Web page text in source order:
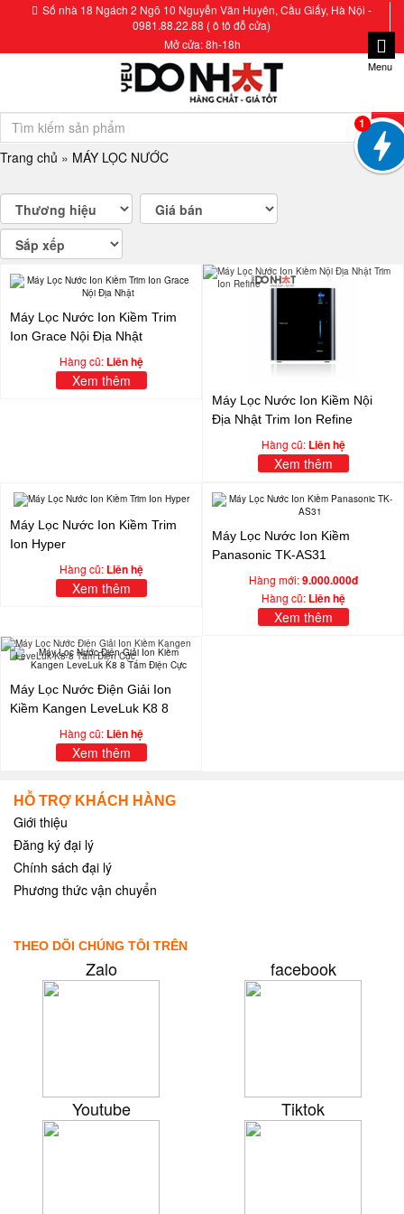
Số nhà 18 Ngách 2 Ngõ 10 Nguyễn Văn Huyên, Cầu Giấy, Hà Nội -
0981.88.22.88 ( ô tô đỗ cửa)
Mở cửa: 8h-18h
Menu
Trang chủ » MÁY LỌC NƯỚC
Máy Lọc Nước Ion Kiềm Trim
Ion Grace Nội Địa Nhật
Hàng cũ: Liên hệ
Xem thêm
Máy Lọc Nước Ion Kiềm Nội
Địa Nhật Trim Ion Refine
Hàng cũ: Liên hệ
Xem thêm
Máy Lọc Nước Ion Kiềm Trim
Ion Hyper
Hàng cũ: Liên hệ
Xem thêm
Máy Lọc Nước Ion Kiềm
Panasonic TK-AS31
Hàng mới:9.000.000đ
Hàng cũ: Liên hệ
Xem thêm
Máy Lọc Nước Điện Giải Ion
Kiềm Kangen LeveLuk K8 8
Tấm Điện Cực
Hàng cũ: Liên hệ
Xem thêm
HỖ TRỢ KHÁCH HÀNG
Giới thiệu
Đăng ký đại lý
Chính sách đại lý
Phương thức vận chuyển
THEO DÕI CHÚNG TÔI TRÊN
Zalo facebook
Youtube Tiktok
1